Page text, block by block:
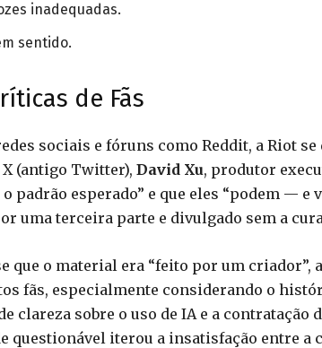
inadequadas.
sentido.
de Fãs
sociais e fóruns como Reddit, a Riot se
(antigo Twitter), David Xu, produtor
padrão esperado” e que eles “podem — e
uma terceira parte e divulgado sem a
que o material era “feito por um criador”,
fãs, especialmente considerando o
clareza sobre o uso de IA e a contratação
questionável iterou a insatisfação entre a